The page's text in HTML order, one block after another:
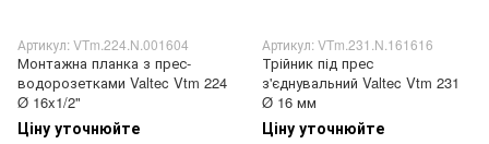
Артикул: VTm.224.N.001604
Монтажна планка з прес-
водорозетками Valtec Vtm 224
Ø 16x1/2"
Ціну уточнюйте
Артикул: VTm.231.N.161616
Трійник під прес
з'єднувальний Valtec Vtm 231
Ø 16 мм
Ціну уточнюйте